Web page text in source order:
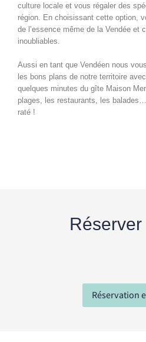
culture locale et vous régaler des
région. En choisissant cette option,
de l’essence même de la Vendée et
inoubliables.
Aussi en tant que Vendéen nous
les bons plans de notre territoire
quelques minutes du gîte Maison
plages, les restaurants, les
raté !
Réservation